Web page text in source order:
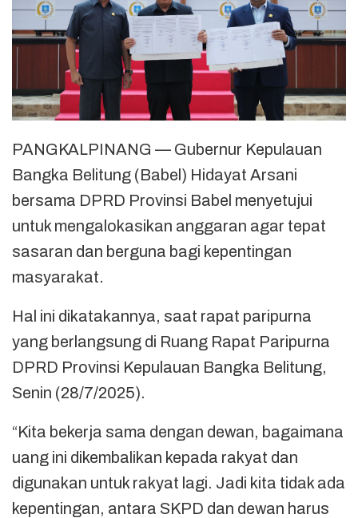
PANGKALPINANG — Gubernur Kepulauan
Bangka Belitung (Babel) Hidayat Arsani
bersama DPRD Provinsi Babel menyetujui
untuk mengalokasikan anggaran agar tepat
sasaran dan berguna bagi kepentingan
masyarakat.
Hal ini dikatakannya, saat rapat paripurna
yang berlangsung di Ruang Rapat Paripurna
DPRD Provinsi Kepulauan Bangka Belitung,
Senin (28/7/2025).
“Kita bekerja sama dengan dewan, bagaimana
uang ini dikembalikan kepada rakyat dan
digunakan untuk rakyat lagi. Jadi kita tidak ada
kepentingan, antara SKPD dan dewan harus